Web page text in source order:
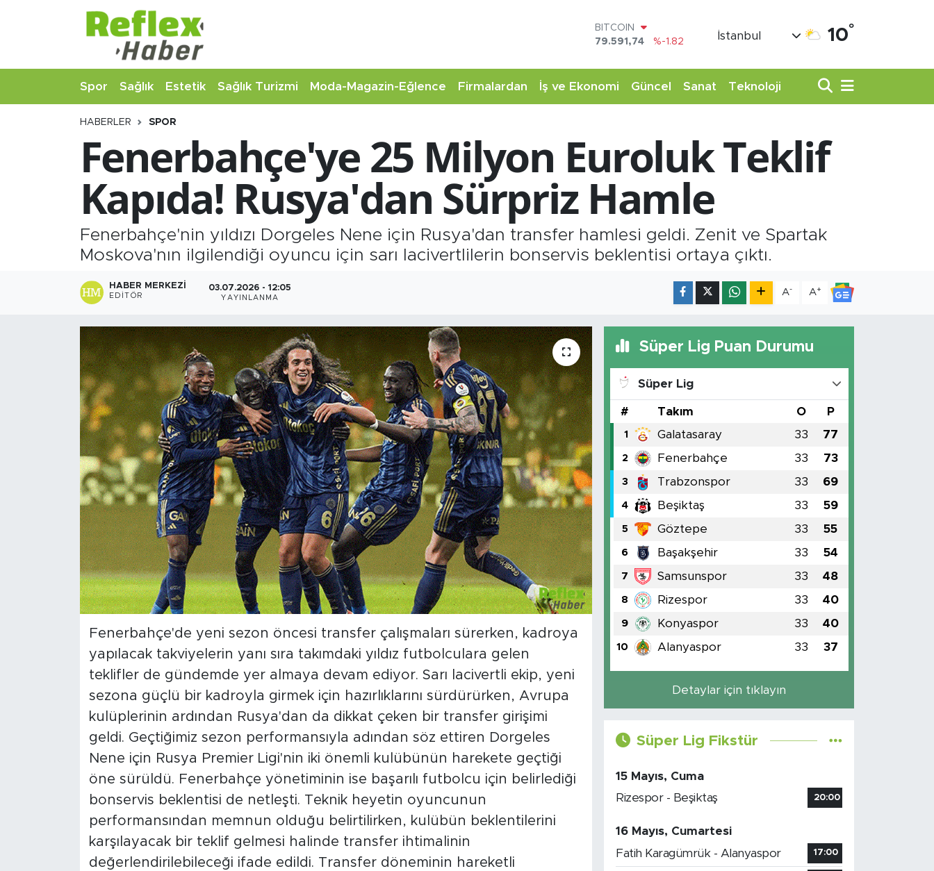
DOLAR
45,43620
%0.02
53,38690
%0.19
STERLİN
14.598,00
%0
BITCOIN
%-1.82
İstanbul 10°
Spor Sağlık Estetik Sağlık Turizmi Moda-Magazin-Eğlence Firmalardan İş ve Ekonomi Güncel Sanat Teknoloji
HABERLER SPOR
Fenerbahçe'ye 25 Milyon Euroluk Teklif
Kapıda! Rusya'dan Sürpriz Hamle
Fenerbahçe'nin yıldızı Dorgeles Nene için Rusya'dan transfer hamlesi geldi. Zenit ve Spartak
Moskova'nın ilgilendiği oyuncu için sarı lacivertlilerin bonservis beklentisi ortaya çıktı.
HABER MERKEZI
EDITÖR
03.07.2026 - 12:05
YAYINLANMA
A- A+
Fenerbahçe'de yeni sezon öncesi transfer çalışmaları sürerken, kadroya
yapılacak takviyelerin yanı sıra takımdaki yıldız futbolculara gelen
teklifler de gündemde yer almaya devam ediyor. Sarı lacivertli ekip, yeni
sezona güçlü bir kadroyla girmek için hazırlıklarını sürdürürken, Avrupa
kulüplerinin ardından Rusya'dan da dikkat çeken bir transfer girişimi
geldi. Geçtiğimiz sezon performansıyla adından söz ettiren Dorgeles
Nene için Rusya Premier Ligi'nin iki önemli kulübünün harekete geçtiği
öne sürüldü. Fenerbahçe yönetiminin ise başarılı futbolcu için belirlediği
bonservis beklentisi de netleşti. Teknik heyetin oyuncunun
performansından memnun olduğu belirtilirken, kulübün beklentilerini
karşılayacak bir teklif gelmesi halinde transfer ihtimalinin
değerlendirilebileceği ifade edildi. Transfer döneminin hareketli
Süper Lig Puan Durumu
Süper Lig
# Takım O P
1 Galatasaray 33 77
2 Fenerbahçe 33 73
3 Trabzonspor 33 69
4 Beşiktaş 33 59
5 Göztepe 33 55
6 Başakşehir 33 54
7 Samsunspor 33 48
8 Rizespor 33 40
9 Konyaspor 33 40
10 Alanyaspor 33 37
Detaylar için tıklayın
Süper Lig Fikstür
15 Mayıs, Cuma
Rizespor - Beşiktaş
20:00
16 Mayıs, Cumartesi
Fatih Karagümrük - Alanyaspor
17:00
Estetik
Firmalardan
İş ve Ekonomi
Moda-Magazin-Eğlence
Sağlık Turizmi
Teknoloji
Nöbetçi Eczaneler
Hava Durumu
Namaz Vakitleri
Trafik Durumu
Şampiyonlar Ligi Puan Durumu ve Fikstür
Tüm Manşetler
Haber Arşivi